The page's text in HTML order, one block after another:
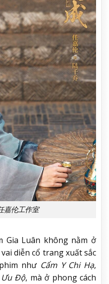
嘉伦工作室
Gia Luân không nằm ở
diễn cổ trang xuất sắc
như Cẩm Y Chi Hạ,
Ưu Độ, mà ở phong cách